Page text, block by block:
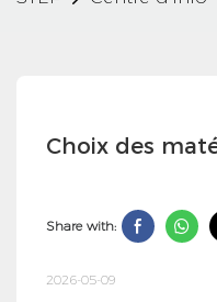
Choix des
Share with:
2026-05-09